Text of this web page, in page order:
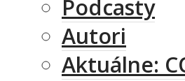
Podcasty
Autori
Aktuálne: